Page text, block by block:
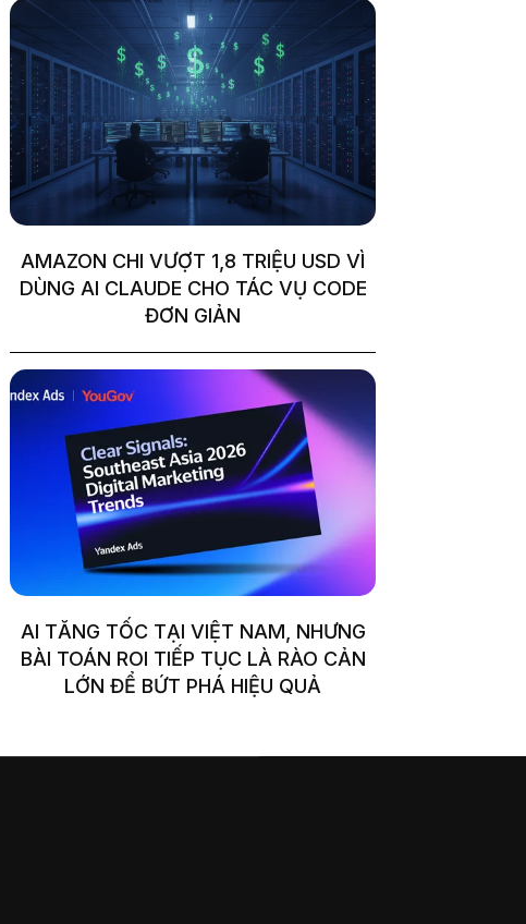
AMAZON CHI VƯỢT 1,8 TRIỆU USD VÌ
DÙNG AI CLAUDE CHO TÁC VỤ CODE
ĐƠN GIẢN
AI TĂNG TỐC TẠI VIỆT NAM, NHƯNG
BÀI TOÁN ROI TIẾP TỤC LÀ RÀO CẢN
LỚN ĐỂ BỨT PHÁ HIỆU QUẢ